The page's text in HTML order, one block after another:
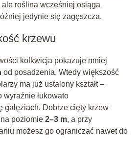
ale roślina wcześniej osiąga
jedynie się zagęszcza.
krzewu
kolkwicja pokazuje mniej
od posadzenia. Wtedy większość
ma już ustalony kształt –
wyraźnie łukowato
gałęziach. Dobrze cięty krzew
poziomie 2–3 m, a przy
możesz go ograniczać nawet do